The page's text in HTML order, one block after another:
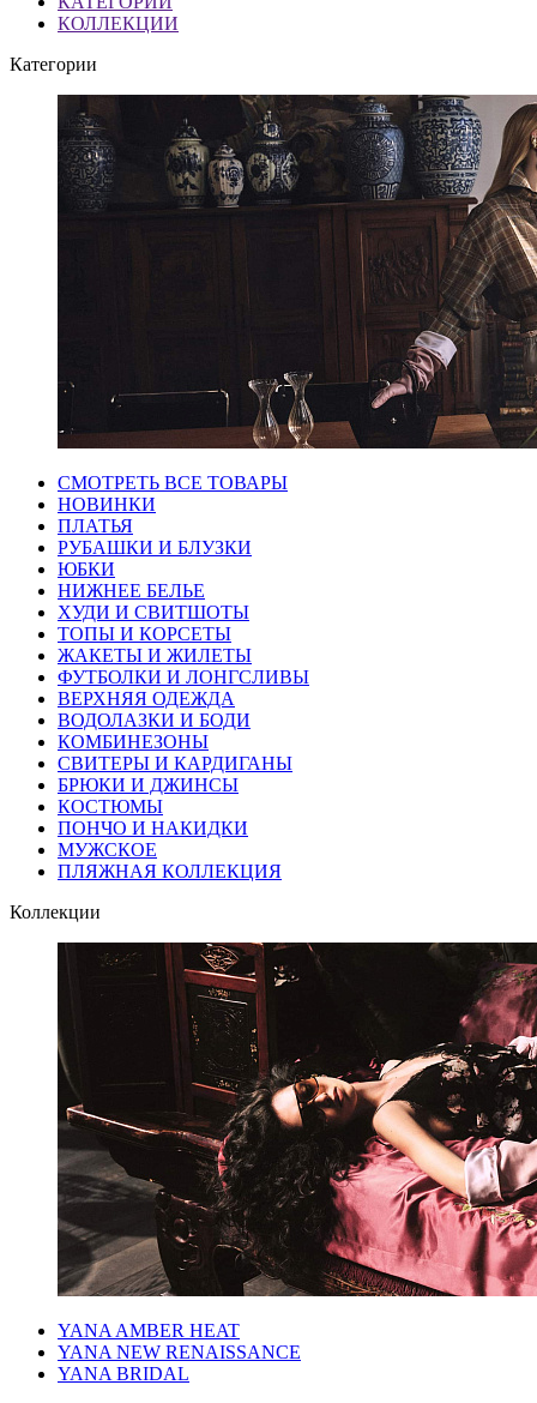
КОЛЛЕКЦИИ
Категории
СМОТРЕТЬ ВСЕ ТОВАРЫ
НОВИНКИ
ПЛАТЬЯ
РУБАШКИ И БЛУЗКИ
ЮБКИ
НИЖНЕЕ БЕЛЬЕ
ХУДИ И СВИТШОТЫ
ТОПЫ И КОРСЕТЫ
ЖАКЕТЫ И ЖИЛЕТЫ
ФУТБОЛКИ И ЛОНГСЛИВЫ
ВЕРХНЯЯ ОДЕЖДА
ВОДОЛАЗКИ И БОДИ
КОМБИНЕЗОНЫ
СВИТЕРЫ И КАРДИГАНЫ
БРЮКИ И ДЖИНСЫ
КОСТЮМЫ
ПОНЧО И НАКИДКИ
МУЖСКОЕ
ПЛЯЖНАЯ КОЛЛЕКЦИЯ
Коллекции
YANA AMBER HEAT
YANA NEW RENAISSANCE
YANA BRIDAL